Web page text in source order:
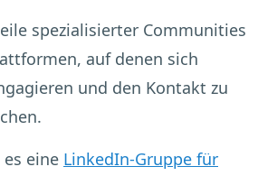
spezialisierter Communities
auf denen sich
und den Kontakt zu
eine LinkedIn-Gruppe für